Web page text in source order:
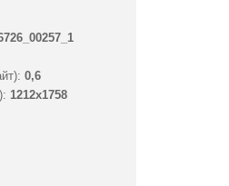
0,6
1212x1758